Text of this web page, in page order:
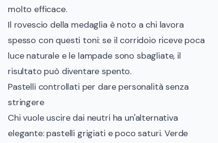
molto efficace.
Il rovescio della medaglia è noto a chi lavora
spesso con questi toni: se il corridoio riceve poca
luce naturale e le lampade sono sbagliate, il
risultato può diventare spento.
Pastelli controllati per dare personalità senza
stringere
Chi vuole uscire dai neutri ha un'alternativa
elegante: pastelli grigiati e poco saturi. Verde